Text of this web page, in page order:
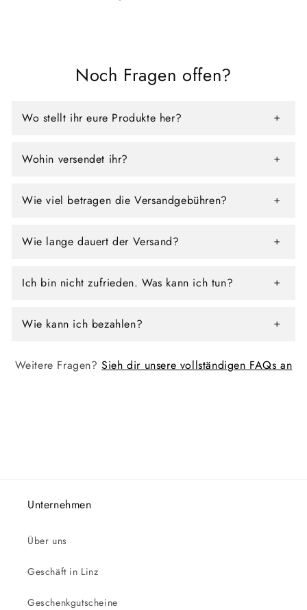
Noch Fragen offen?
Wo stellt ihr eure Produkte her?
Wohin versendet ihr?
Wie viel betragen die Versandgebühren?
Wie lange dauert der Versand?
Ich bin nicht zufrieden. Was kann ich tun?
Wie kann ich bezahlen?
Weitere Fragen?Sieh dir unsere vollständigen FAQs an
Unternehmen
Über uns
Geschäft in Linz
Geschenkgutscheine